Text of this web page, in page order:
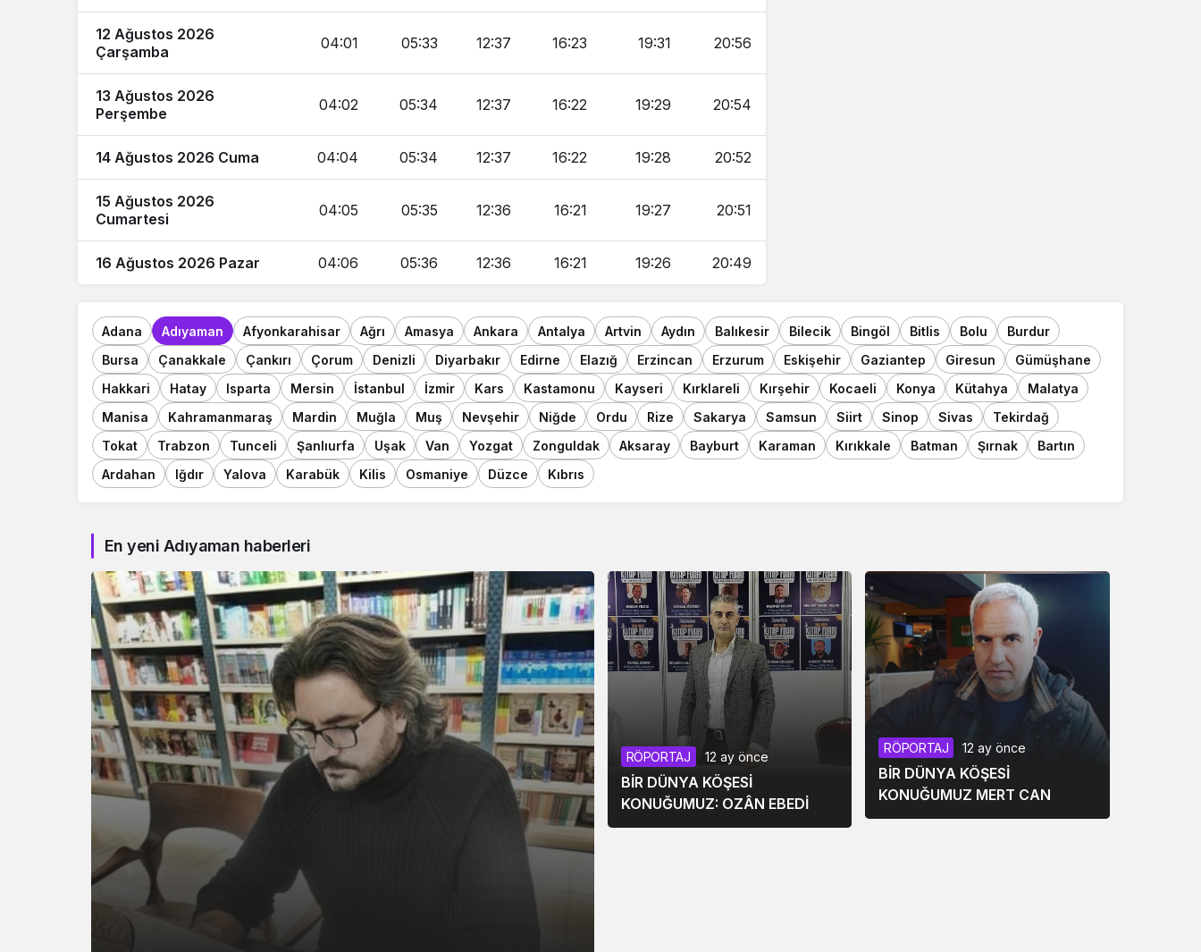
12 Ağustos 2026
Çarşamba
04:01 05:33 12:37 16:23 19:31 20:56
13 Ağustos 2026
Perşembe
04:02 05:34 12:37 16:22 19:29 20:54
14 Ağustos 2026 Cuma 04:04 05:34 12:37 16:22 19:28 20:52
15 Ağustos 2026
Cumartesi
04:05 05:35 12:36 16:21 19:27 20:51
16 Ağustos 2026 Pazar 04:06 05:36 12:36 16:21 19:26 20:49
Adana Adıyaman Afyonkarahisar Ağrı Amasya Ankara Antalya Artvin Aydın Balıkesir Bilecik Bingöl Bitlis Bolu
Burdur
Bursa
Çanakkale Çankırı Çorum Denizli Diyarbakır Edirne Elazığ Erzincan Erzurum Eskişehir Gaziantep Giresun
Gümüşhane
Hakkari
Hatay Isparta Mersin İstanbul İzmir Kars Kastamonu Kayseri Kırklareli Kırşehir Kocaeli Konya Kütahya
Malatya
Manisa
Kahramanmaraş Mardin Muğla Muş Nevşehir Niğde Ordu Rize Sakarya Samsun Siirt Sinop Sivas
Tekirdağ
Tokat
Trabzon Tunceli Şanlıurfa Uşak Van Yozgat Zonguldak Aksaray Bayburt Karaman Kırıkkale Batman Şırnak
Bartın
Ardahan
Iğdır Yalova Karabük Kilis Osmaniye Düzce Kıbrıs
En yeni Adıyaman haberleri
RÖPORTAJ 12 ay önce
BİR DÜNYA KÖŞESİ
KONUĞUMUZ: OZÂN EBEDİ
RÖPORTAJ 12 ay önce
BİR DÜNYA KÖŞESİ
KONUĞUMUZ MERT CAN